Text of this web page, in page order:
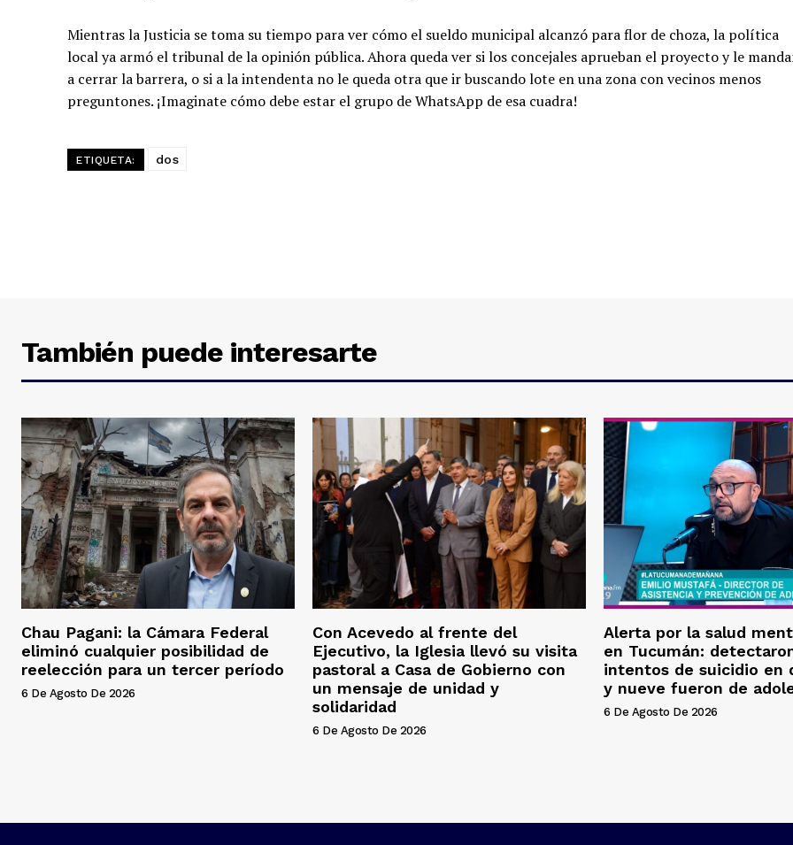
Mientras la Justicia se toma su tiempo para ver cómo el sueldo municipal alcanzó para flor de choza, la política
local ya armó el tribunal de la opinión pública. Ahora queda ver si los concejales aprueban el proyecto y le
a cerrar la barrera, o si a la intendenta no le queda otra que ir buscando lote en una zona con vecinos menos
preguntones. ¡Imaginate cómo debe estar el grupo de WhatsApp de esa cuadra!
ETIQUETA: dos
También puede interesarte
Chau Pagani: la Cámara Federal
eliminó cualquier posibilidad de
reelección para un tercer período
6 De Agosto De 2026
Con Acevedo al frente del
Ejecutivo, la Iglesia llevó su visita
pastoral a Casa de Gobierno con
un mensaje de unidad y
solidaridad
6 De Agosto De 2026
Alerta por la salud
en Tucumán:
intentos de suicidio en
y nueve fueron de
6 De Agosto De 2026